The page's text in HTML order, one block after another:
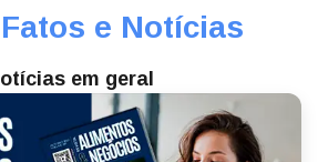
e Notícias
em geral